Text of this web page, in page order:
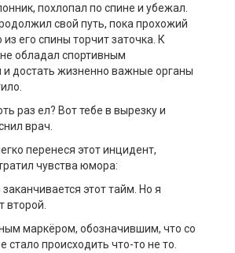
похлопал по спине и убежал.
свой путь, пока прохожий
его спины торчит заточка. К
обладал спортивным
достать жизненно важные органы
раз ел? Вот тебе в вырезку и
врач.
перенеся этот инцидент,
чувства юмора:
этот тайм. Но я
второй.
маркёром, обозначившим, что со
стало происходить что-то не то.